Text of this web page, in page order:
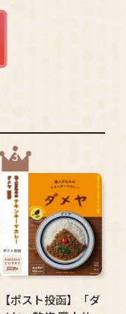
3
【ポスト投函】「ダ